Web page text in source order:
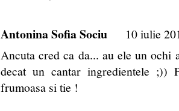
Antonina Sofia Sociu
10 iulie
Ancuta cred ca da... au ele un
decat un cantar ingredientele ;))
frumoasa si tie !